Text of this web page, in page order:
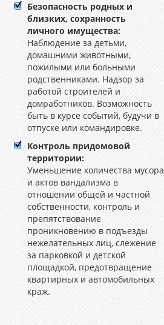
Безопасность родных и
близких, сохранность
личного имущества:
Наблюдение за детьми,
домашними животными,
пожилыми или больными
родственниками. Надзор за
работой строителей и
домработников. Возможность
быть в курсе событий, будучи в
отпуске или командировке.
Контроль придомовой
территории:
Уменьшение количества мусора
и актов вандализма в
отношении общей и частной
собственности, контроль и
препятствование
проникновению в подъезды
нежелательных лиц, слежение
за парковкой и детской
площадкой, предотвращение
квартирных и автомобильных
краж.